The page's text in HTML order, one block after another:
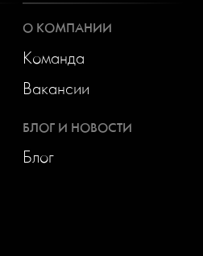
О КОМПАНИИ
Команда
Вакансии
БЛОГ И НОВОСТИ
Блог